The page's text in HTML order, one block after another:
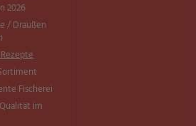
2026
/ Draußen
Fischerei
im